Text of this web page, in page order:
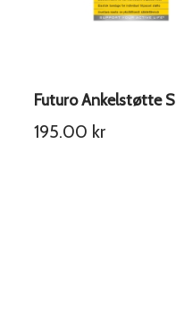
Futuro Ankelstøtte S
195.00 kr